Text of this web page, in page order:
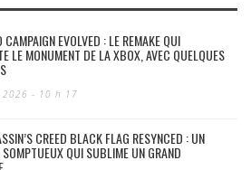
CAMPAIGN EVOLVED : LE REMAKE QUI
LE MONUMENT DE LA XBOX, AVEC QUELQUES
- 10 h 17
CREED BLACK FLAG RESYNCED : UN
SOMPTUEUX QUI SUBLIME UN GRAND